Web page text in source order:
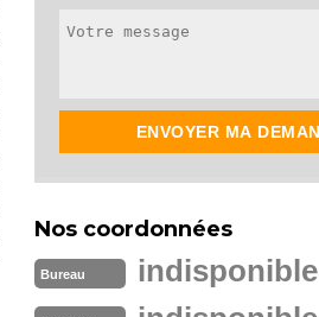
Nos coordonnées
Bureau indisponible